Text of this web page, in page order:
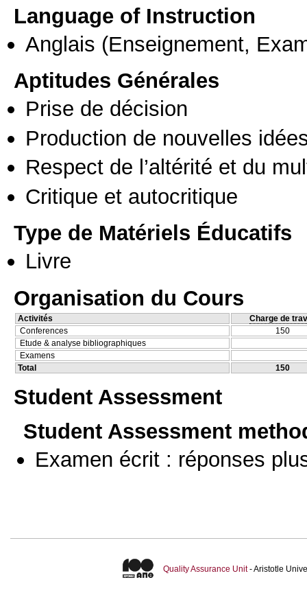
Language of Instruction
Anglais (Enseignement,
Aptitudes Générales
Prise de décision
Production de nouvelles
Respect de l’altérité et du
Critique et autocritique
Type de Matériels Éducatifs
Livre
Organisation du Cours
Activités
Charge de
Conferences
150
Etude & analyse bibliographiques
Examens
Total
150
Student Assessment
Student Assessment
Examen écrit : réponses
Quality Assurance Unit- Aristotle